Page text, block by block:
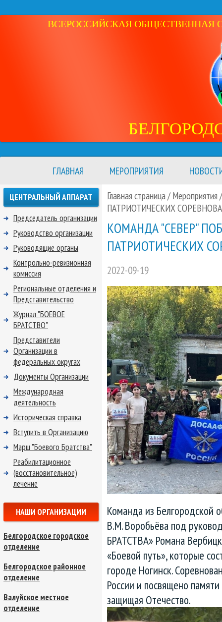
ВСЕРОССИЙСКАЯ ОБЩЕСТВЕННАЯ
ГЛАВНАЯ МЕРОПРИЯТИЯ
Главная страница/ Мероприятия
ПАТРИОТИЧЕСКИХ
КОМАНДА "СЕВЕР"
ПАТРИОТИЧЕСКИХ
2022-09-19
Команда из Белгородской
В.М. Воробьёва под
БРАТСТВА» Романа
«Боевой путь», которые
городе Ногинск.
России и посвящено
защищая Отечество.
ЦЕНТРАЛЬНЫЙ АППАРАТ
Председатель организации
Руководство организации
Руководящие органы
Контрольно-ревизионная
комиссия
Региональные отделения и
Представительство
Журнал "БОЕВОЕ
БРАТСТВО"
Представители
Организации в
федеральных округах
Документы Организации
Международная
деятельность
Историческая справка
Вступить в Организацию
Марш "Боевого Братства"
Реабилитационное
(восстановительное)
лечение
НАШИ ОРГАНИЗАЦИИ
Белгородское городское
отделение
Белгородское районное
отделение
Валуйское местное
отделение